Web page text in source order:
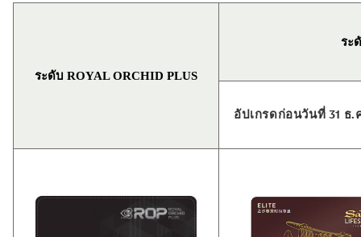
ระดับ ROYAL ORCHID PLUS
ระ
อัปเกรดก่อนวันที่ 31 ธ.